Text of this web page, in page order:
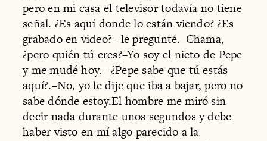
pero en mi casa el televisor todavía no tiene
señal. ¿Es aquí donde lo están viendo? ¿Es
grabado en video? –le pregunté.–Chama,
¿pero quién tú eres?–Yo soy el nieto de Pepe
y me mudé hoy.– ¿Pepe sabe que tú estás
aquí?.–No, yo le dije que iba a bajar, pero no
sabe dónde estoy.El hombre me miró sin
decir nada durante unos segundos y debe
haber visto en mí algo parecido a la